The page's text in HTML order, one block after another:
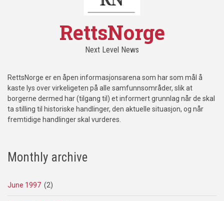
RettsNorge
Next Level News
RettsNorge er en åpen informasjonsarena som har som mål å
kaste lys over virkeligeten på alle samfunnsområder, slik at
borgerne dermed har (tilgang til) et informert grunnlag når de skal
ta stilling til historiske handlinger, den aktuelle situasjon, og når
fremtidige handlinger skal vurderes.
Monthly archive
June 1997 (2)